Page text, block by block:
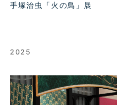
手塚治虫「火の鳥」展
2025